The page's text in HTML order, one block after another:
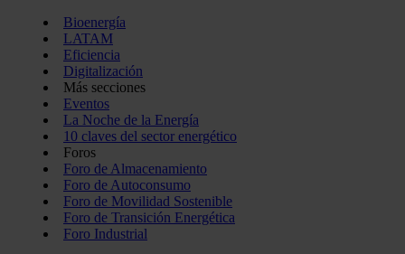
Bioenergía
LATAM
Eficiencia
Digitalización
Más secciones
Eventos
La Noche de la Energía
10 claves del sector energético
Foros
Foro de Almacenamiento
Foro de Autoconsumo
Foro de Movilidad Sostenible
Foro de Transición Energética
Foro Industrial